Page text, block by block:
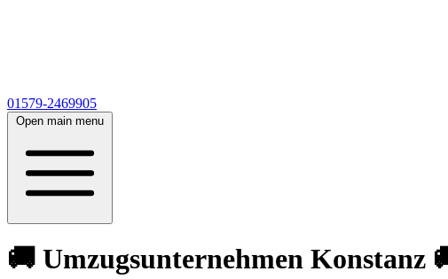
01579-2469905
Open main menu
🚚 Umzugsunternehmen